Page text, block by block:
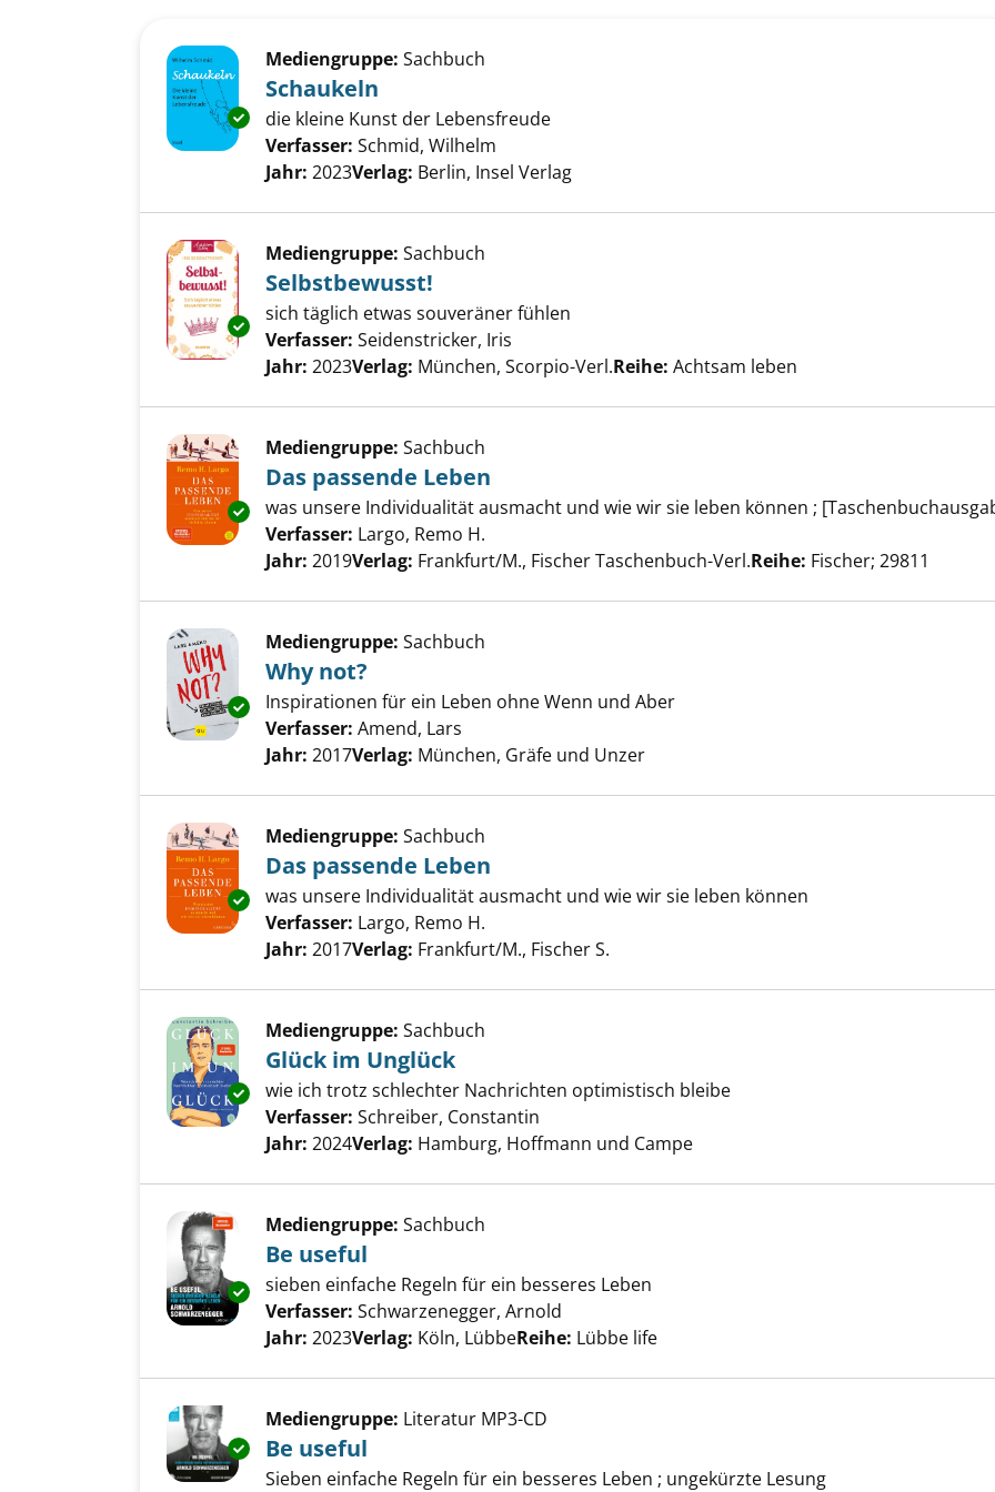
Exemplar-Details von Schaukeln anzeigen
Mediengruppe: Sachbuch
Schaukeln
die kleine Kunst der Lebensfreude
Verfasser: Schmid, Wilhelm
Jahr: 2023Verlag: Berlin, Insel Verlag
Exemplar-Details von Selbstbewusst! anzeigen
Mediengruppe: Sachbuch
Selbstbewusst!
sich täglich etwas souveräner fühlen
Verfasser: Seidenstricker, Iris
Jahr: 2023Verlag: München, Scorpio-Verl.Reihe: Achtsam leben
Exemplar-Details von Das passende Leben anzeigen
Mediengruppe: Sachbuch
Das passende Leben
was unsere Individualität ausmacht und wie wir sie leben können ;
Verfasser: Largo, Remo H.
Jahr: 2019Verlag: Frankfurt/M., Fischer Taschenbuch-Verl.Reihe: Fischer; 29811
Exemplar-Details von Why not? anzeigen
Mediengruppe: Sachbuch
Why not?
Inspirationen für ein Leben ohne Wenn und Aber
Verfasser: Amend, Lars
Jahr: 2017Verlag: München, Gräfe und Unzer
Exemplar-Details von Das passende Leben anzeigen
Mediengruppe: Sachbuch
Das passende Leben
was unsere Individualität ausmacht und wie wir sie leben können
Verfasser: Largo, Remo H.
Jahr: 2017Verlag: Frankfurt/M., Fischer S.
Exemplar-Details von Glück im Unglück anzeigen
Mediengruppe: Sachbuch
Glück im Unglück
wie ich trotz schlechter Nachrichten optimistisch bleibe
Verfasser: Schreiber, Constantin
Jahr: 2024Verlag: Hamburg, Hoffmann und Campe
Exemplar-Details von Be useful anzeigen
Mediengruppe: Sachbuch
Be useful
sieben einfache Regeln für ein besseres Leben
Verfasser: Schwarzenegger, Arnold
Jahr: 2023Verlag: Köln, LübbeReihe: Lübbe life
Exemplar-Details von Be useful anzeigen
Mediengruppe: Literatur MP3-CD
Be useful
Sieben einfache Regeln für ein besseres Leben ; ungekürzte Lesung